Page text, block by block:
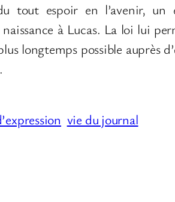
tout espoir en l’avenir, un
à Lucas. La loi lui
longtemps possible auprès
vie du journal